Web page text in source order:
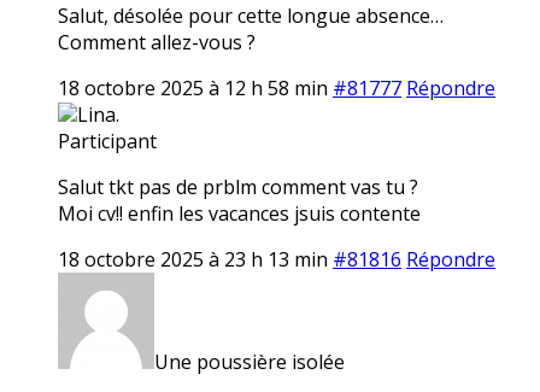
Salut, désolée pour cette longue absence…
Comment allez-vous ?
18 octobre 2025 à 12 h 58 min #81777 Répondre
Lina.
Participant
Salut tkt pas de prblm comment vas tu ?
Moi cv!! enfin les vacances jsuis contente
18 octobre 2025 à 23 h 13 min #81816 Répondre
Une poussière isolée